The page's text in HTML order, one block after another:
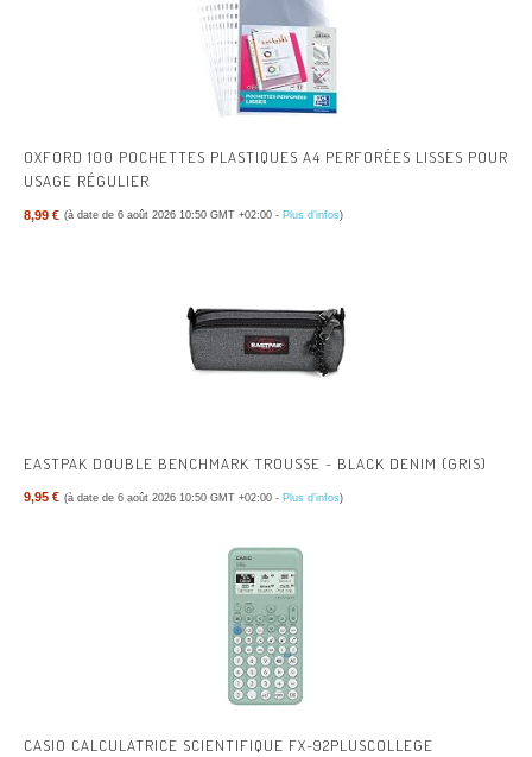
OXFORD 100 POCHETTES PLASTIQUES A4 PERFORÉES LISSES POUR
USAGE RÉGULIER
8,99 € (à date de 6 août 2026 10:50 GMT +02:00 - Plus d’infos)
EASTPAK DOUBLE BENCHMARK TROUSSE - BLACK DENIM (GRIS)
9,95 € (à date de 6 août 2026 10:50 GMT +02:00 - Plus d’infos)
CASIO CALCULATRICE SCIENTIFIQUE FX-92PLUSCOLLEGE